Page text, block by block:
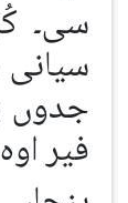
سی۔
سیانی
جدوں
فیر